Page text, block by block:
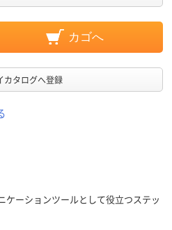
カゴへ
カタログへ登録
ケーションツールとして役立つステッ